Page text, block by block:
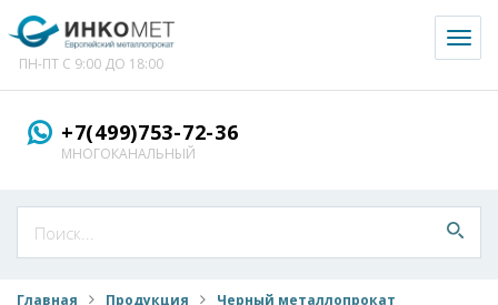
ПН-ПТ С 9:00 ДО 18:00
+7(499)753-72-36
МНОГОКАНАЛЬНЫЙ
Главная Продукция
Черный металлопрокат